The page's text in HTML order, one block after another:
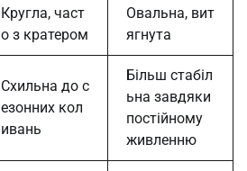
Кругла, част
о з кратером
Овальна, вит
ягнута
Схильна до с
езонних кол
ивань
Більш стабіл
ьна завдяки
постійному
живленню